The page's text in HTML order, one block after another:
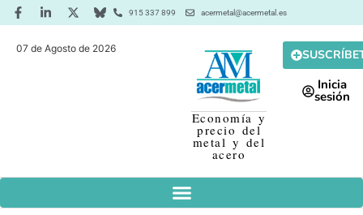
915 337 899 acermetal@acermetal.es
07 de Agosto de 2026
Economía y
precio del
metal y del
acero
Inicia
sesión